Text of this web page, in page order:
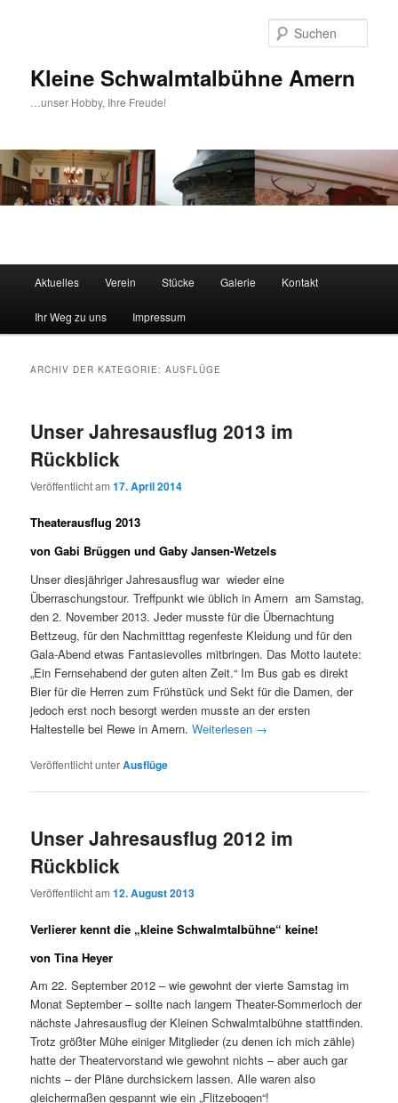
Kleine Schwalmtalbühne Amern
…unser Hobby, Ihre Freude!
Aktuelles Verein Stücke Galerie Kontakt
Ihr Weg zu uns Impressum
ARCHIV DER KATEGORIE:AUSFLÜGE
Unser Jahresausflug 2013 im
Rückblick
Veröffentlicht am17. April 2014
Theaterausflug 2013
von Gabi Brüggen und Gaby Jansen-Wetzels
Unser diesjähriger Jahresausflug war wieder eine
Überraschungstour. Treffpunkt wie üblich in Amern am Samstag,
den 2. November 2013. Jeder musste für die Übernachtung
Bettzeug, für den Nachmitttag regenfeste Kleidung und für den
Gala-Abend etwas Fantasievolles mitbringen. Das Motto lautete:
„Ein Fernsehabend der guten alten Zeit.“ Im Bus gab es direkt
Bier für die Herren zum Frühstück und Sekt für die Damen, der
jedoch erst noch besorgt werden musste an der ersten
Haltestelle bei Rewe in Amern.Weiterlesen →
Veröffentlicht unterAusflüge
Unser Jahresausflug 2012 im
Rückblick
Veröffentlicht am12. August 2013
Verlierer kennt die „kleine Schwalmtalbühne“ keine!
von Tina Heyer
Am 22. September 2012 – wie gewohnt der vierte Samstag im
Monat September – sollte nach langem Theater-Sommerloch der
nächste Jahresausflug der Kleinen Schwalmtalbühne stattfinden.
Trotz größter Mühe einiger Mitglieder (zu denen ich mich zähle)
hatte der Theatervorstand wie gewohnt nichts – aber auch gar
nichts – der Pläne durchsickern lassen. Alle waren also
gleichermaßen gespannt wie ein „Flitzebogen“!